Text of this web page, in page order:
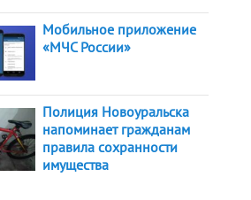
Мобильное приложение
«МЧС России»
Полиция Новоуральска
напоминает гражданам
правила сохранности
имущества